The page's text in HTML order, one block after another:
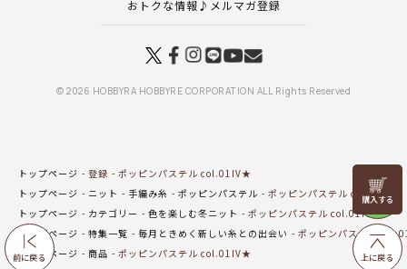
前に戻る
リリヤン
フェア
上に戻る
おトクな情報♪メルマガ登録
© 2026 HOBBYRA HOBBYRE CORPORATION ALL Rights Reserved
トップページ 登録
ポッピンパステル col.01IV★
トップページ
ニット 手編み糸 ポッピンパステル
ポッピンパステル col.01IV★
トップページ
カテゴリー 色を楽しむ冬ニット
ポッピンパステル col.01IV★
トップページ
特集一覧 毎月ときめく新しい糸との出会い
ポッピンパステル
トップページ
商品
ポッピンパステル col.01IV★